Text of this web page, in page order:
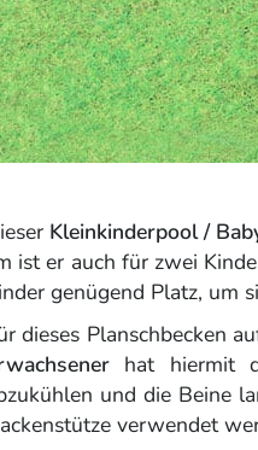
Kleinkinderpool /
ist er auch für zwei
genügend Platz, um
dieses Planschbecken
hat hiermit
und die Beine
verwendet